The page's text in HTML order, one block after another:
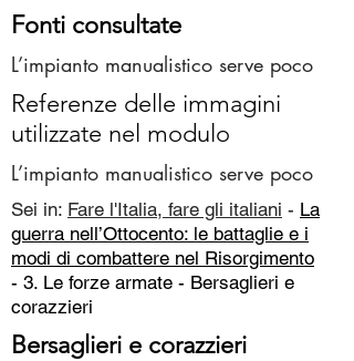
Fonti consultate
L’impianto manualistico serve poco
Referenze delle immagini
utilizzate nel modulo
L’impianto manualistico serve poco
Sei in: Fare l'Italia, fare gli italiani - La
guerra nell’Ottocento: le battaglie e i
modi di combattere nel Risorgimento
- 3. Le forze armate - Bersaglieri e
corazzieri
Bersaglieri e corazzieri